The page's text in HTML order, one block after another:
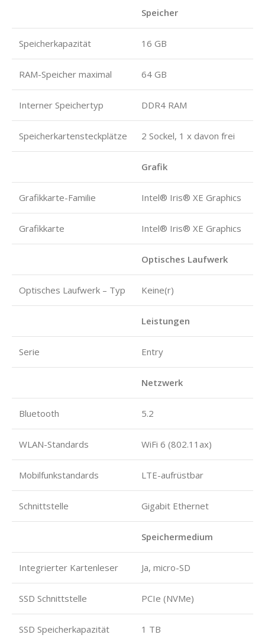
Speicher
Speicherkapazität 16 GB
RAM-Speicher maximal 64 GB
Interner Speichertyp DDR4 RAM
Speicherkartensteckplätze 2 Sockel, 1 x davon frei
Grafik
Grafikkarte-Familie Intel® Iris® XE Graphics
Grafikkarte Intel® Iris® XE Graphics
Optisches Laufwerk
Optisches Laufwerk – Typ Keine(r)
Leistungen
Serie Entry
Netzwerk
Bluetooth 5.2
WLAN-Standards WiFi 6 (802.11ax)
Mobilfunkstandards LTE-aufrüstbar
Schnittstelle Gigabit Ethernet
Speichermedium
Integrierter Kartenleser Ja, micro-SD
SSD Schnittstelle PCIe (NVMe)
SSD Speicherkapazität 1 TB